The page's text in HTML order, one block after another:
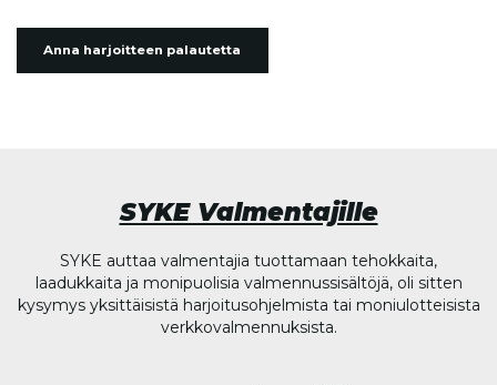
Anna harjoitteen palautetta
SYKE Valmentajille
SYKE auttaa valmentajia tuottamaan tehokkaita,
laadukkaita ja monipuolisia valmennussisältöjä, oli sitten
kysymys yksittäisistä harjoitusohjelmista tai moniulotteisista
verkkovalmennuksista.